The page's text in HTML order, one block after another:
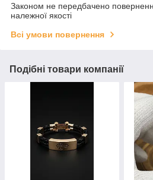
Законом не передбачено
належної якості
Всі умови повернення
Подібні товари компанії